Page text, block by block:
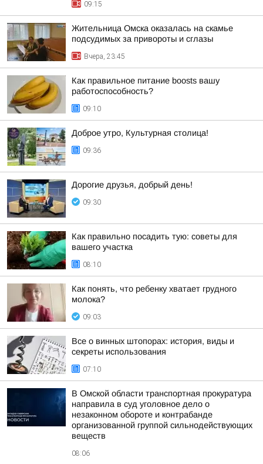
09:15
Жительница Омска оказалась на скамье
подсудимых за привороты и сглазы
Вчера, 23:45
Как правильное питание boosts вашу
работоспособность?
09:10
Доброе утро, Культурная столица!
09:36
Дорогие друзья, добрый день!
09:30
Как правильно посадить тую: советы для
вашего участка
08:10
Как понять, что ребенку хватает грудного
молока?
09:03
Все о винных штопорах: история, виды и
секреты использования
07:10
В Омской области транспортная прокуратура
направила в суд уголовное дело о
незаконном обороте и контрабанде
организованной группой сильнодействующих
веществ
08:06